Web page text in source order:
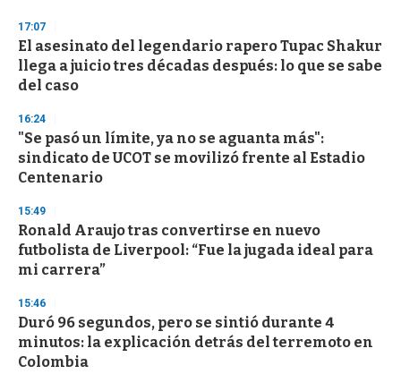
17:07
El asesinato del legendario rapero Tupac Shakur
llega a juicio tres décadas después: lo que se sabe
del caso
16:24
"Se pasó un límite, ya no se aguanta más":
sindicato de UCOT se movilizó frente al Estadio
Centenario
15:49
Ronald Araujo tras convertirse en nuevo
futbolista de Liverpool: “Fue la jugada ideal para
mi carrera”
15:46
Duró 96 segundos, pero se sintió durante 4
minutos: la explicación detrás del terremoto en
Colombia